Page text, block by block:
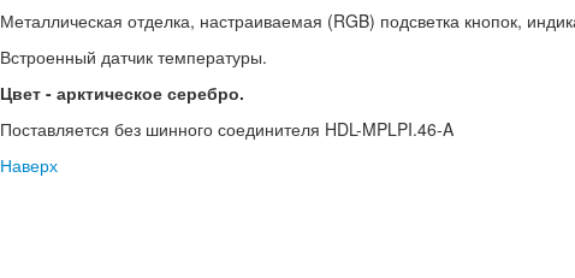
Металлическая отделка, настраиваемая (RGB) подсветка кнопок,
Встроенный датчик температуры.
Цвет - арктическое серебро.
Поставляется без шинного соединителя HDL-MPLPI.46-A
Наверх